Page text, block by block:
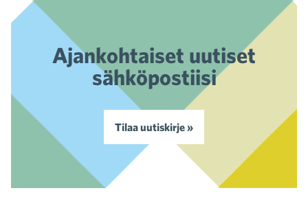
Ajankohtaiset uutiset
sähköpostiisi
Tilaa uutiskirje »